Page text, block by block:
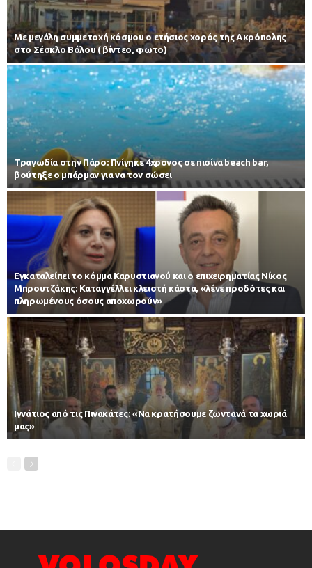
Με μεγάλη συμμετοχή κόσμου ο ετήσιος χορός της Ακρόπολης
στο Σέσκλο Βόλου ( βίντεο, φωτο)
Τραγωδία στην Πάρο: Πνίγηκε 4χρονος σε πισίνα beach bar,
βούτηξε ο μπάρμαν για να τον σώσει
Εγκαταλείπει το κόμμα Καρυστιανού και ο επιχειρηματίας Νίκος
Μπρουτζάκης: Καταγγέλλει κλειστή κάστα, «λένε προδότες και
πληρωμένους όσους αποχωρούν»
Ιγνάτιος από τις Πινακάτες: «Να κρατήσουμε ζωντανά τα χωριά
μας»